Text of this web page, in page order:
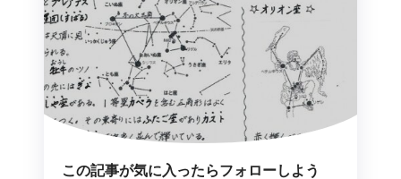
この記事が気に入ったらフォローしよう